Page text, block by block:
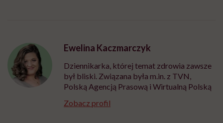
Ewelina Kaczmarczyk
Dziennikarka, której temat zdrowia zawsze
był bliski. Związana była m.in. z TVN,
Polską Agencją Prasową i Wirtualną Polską
Zobacz profil